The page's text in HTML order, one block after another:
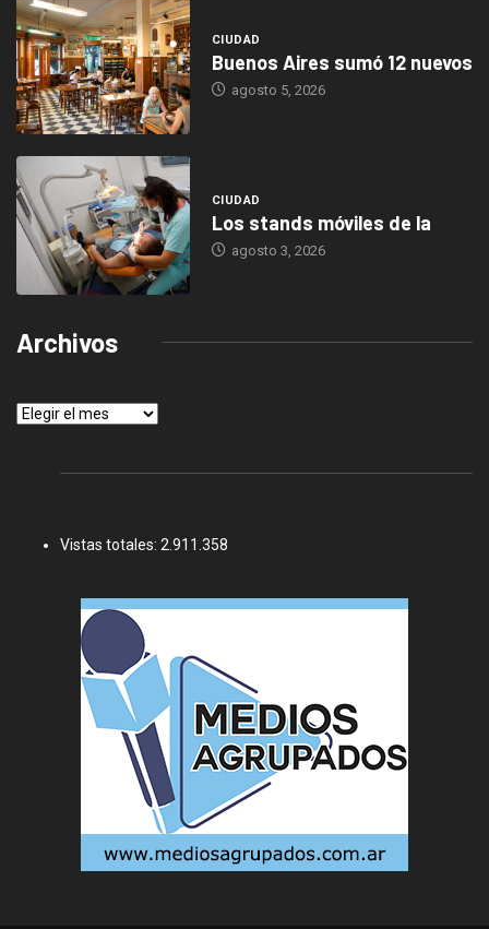
CIUDAD
Buenos Aires sumó 12 nuevos
agosto 5, 2026
CIUDAD
Los stands móviles de la
agosto 3, 2026
Archivos
Archivos
Vistas totales: 2.911.358